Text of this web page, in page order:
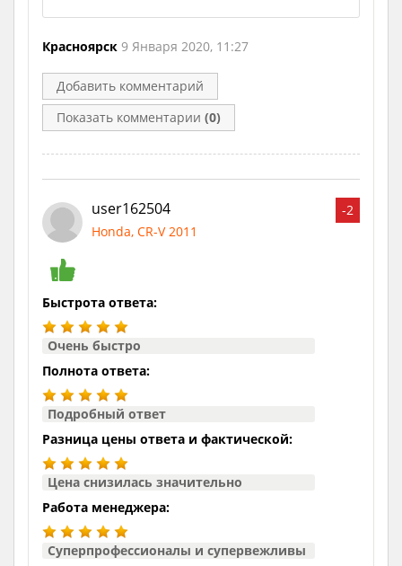
Красноярск 9 Января 2020, 11:27
Добавить комментарий
Показать комментарии (0)
-2
user162504
Honda, CR-V 2011
Быстрота ответа:
Очень быстро
Полнота ответа:
Подробный ответ
Разница цены ответа и фактической:
Цена снизилась значительно
Работа менеджера:
Суперпрофессионалы и супервежливы